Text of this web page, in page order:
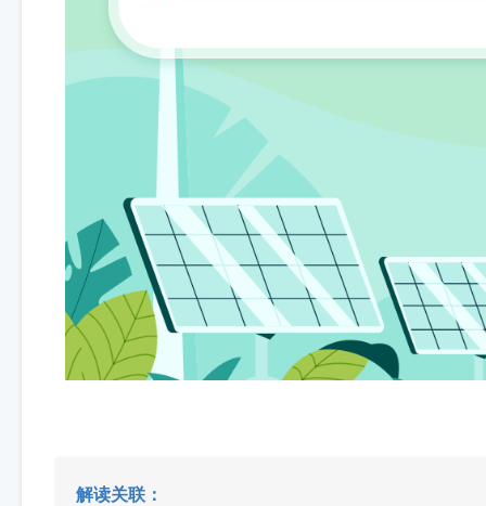
解读关联：